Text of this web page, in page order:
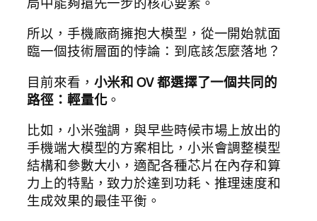
所以，手機廠商擁抱大模型，從一開始就面
臨一個技術層面的悖論：到底該怎麼落地？
目前來看， 小米和 OV 都選擇了一個共同的
路徑：輕量化。
比如，小米強調，與早些時候市場上放出的
手機端大模型的方案相比，小米會調整模型
結構和參數大小，適配各種芯片在內存和算
力上的特點，致力於達到功耗、推理速度和
生成效果的最佳平衡。